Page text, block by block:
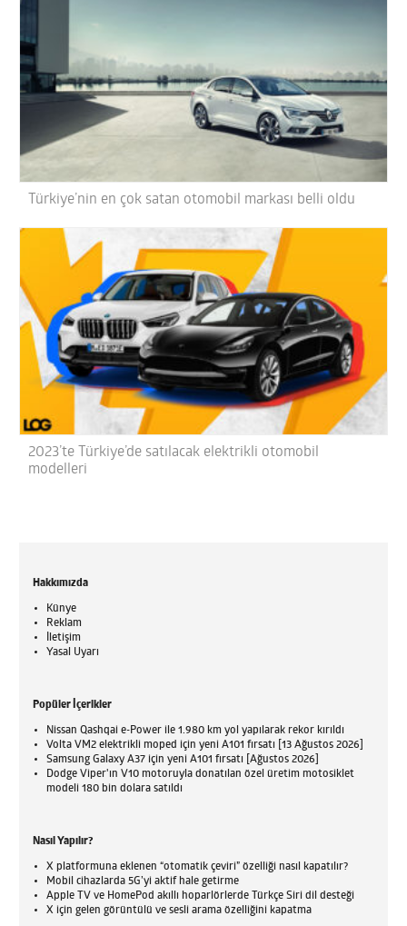
Türkiye’nin en çok satan otomobil markası belli oldu
2023’te Türkiye’de satılacak elektrikli otomobil
modelleri
Hakkımızda
Künye
Reklam
İletişim
Yasal Uyarı
Popüler İçerikler
Nissan Qashqai e-Power ile 1.980 km yol yapılarak rekor kırıldı
Volta VM2 elektrikli moped için yeni A101 fırsatı [13 Ağustos 2026]
Samsung Galaxy A37 için yeni A101 fırsatı [Ağustos 2026]
Dodge Viper'ın V10 motoruyla donatılan özel üretim motosiklet
modeli 180 bin dolara satıldı
Nasıl Yapılır?
X platformuna eklenen “otomatik çeviri” özelliği nasıl kapatılır?
Mobil cihazlarda 5G’yi aktif hale getirme
Apple TV ve HomePod akıllı hoparlörlerde Türkçe Siri dil desteği
X için gelen görüntülü ve sesli arama özelliğini kapatma